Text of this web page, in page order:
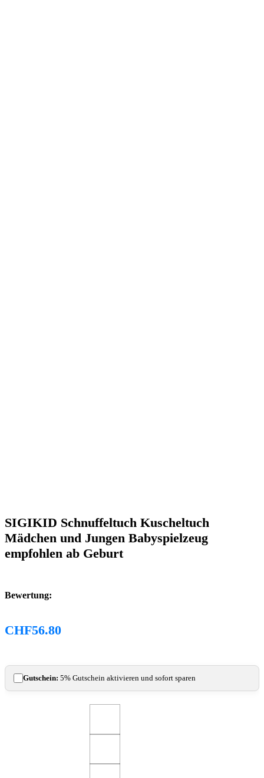
SIGIKID Schnuffeltuch Kuscheltuch
Mädchen und Jungen Babyspielzeug
empfohlen ab Geburt
Bewertung:
CHF56.80
Gutschein: 5% Gutschein aktivieren und sofort sparen